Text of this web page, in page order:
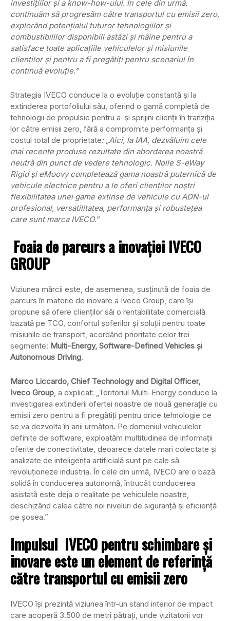
investițiilor și a know-how-ului. În cele din urmă,
continuăm să progresăm către transportul cu emisii zero,
explorând potențialul tuturor tehnologiilor și
combustibililor disponibili astăzi și mâine pentru a
satisface toate aplicațiile vehiculelor și misiunile
clienților și pentru a fi pregătiți pentru scenariul în
continuă evoluție.”
Strategia IVECO conduce la o evoluție constantă și la
extinderea portofoliului său, oferind o gamă completă de
tehnologii de propulsie pentru a-și sprijini clienții în tranziția
lor către emisii zero, fără a compromite performanța și
costul total de proprietate: „Aici, la IAA, dezvăluim cele
mai recente produse rezultate din abordarea noastră
neutră din punct de vedere tehnologic. Noile S-eWay
Rigid și eMoovy completează gama noastră puternică de
vehicule electrice pentru a le oferi clienților noștri
flexibilitatea unei game extinse de vehicule cu ADN-ul
profesional, versatilitatea, performanța și robustețea
care sunt marca IVECO.”
Foaia de parcurs a inovației IVECO
GROUP
Viziunea mărcii este, de asemenea, susținută de foaia de
parcurs în materie de inovare a Iveco Group, care își
propune să ofere clienților săi o rentabilitate comercială
bazată pe TCO, confortul șoferilor și soluții pentru toate
misiunile de transport, acordând prioritate celor trei
segmente: Multi-Energy, Software-Defined Vehicles și
Autonomous Driving.
Marco Liccardo, Chief Technology and Digital Officer,
Iveco Group, a explicat: „Teritoriul Multi-Energy conduce la
investigarea extinderii ofertei noastre de nouă generație cu
emisii zero pentru a fi pregătiți pentru orice tehnologie ce
se va dezvolta în anii următori. Pe domeniul vehiculelor
definite de software, exploatăm multitudinea de informații
oferite de conectivitate, deoarece datele mari colectate și
analizate de inteligența artificială sunt pe cale să
revoluționeze industria. În cele din urmă, IVECO are o bază
solidă în conducerea autonomă, întrucât conducerea
asistată este deja o realitate pe vehiculele noastre,
deschizând calea către noi niveluri de siguranță și eficiență
pe șosea.”
Impulsul IVECO pentru schimbare și
inovare este un element de referință
către transportul cu emisii zero
IVECO își prezintă viziunea într-un stand interior de impact
care acoperă 3.500 de metri pătrați, unde vizitatorii vor